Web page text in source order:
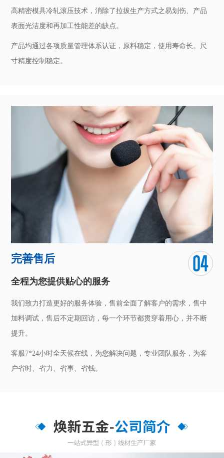
高精密模具冷轧滚压技术，消除了拉拔生产方式之易划伤、产品
表面光洁度和再加工性能差的缺点。
产品均通过各项质量管理体系认证，原料稳定，使用寿命长。尺
寸精度控制稳定。
完善售后
全程为您提供贴心的服务
我们致力打造更好的服务体验，售前全面了解客户的需求，售中
加料调试，售后不定期回访，每一个环节都贯穿着用心，并不断
提升。
客服7*24小时全天候在线，为您解决问题，专业团队服务，为客
户省时、省力、省事、省钱。